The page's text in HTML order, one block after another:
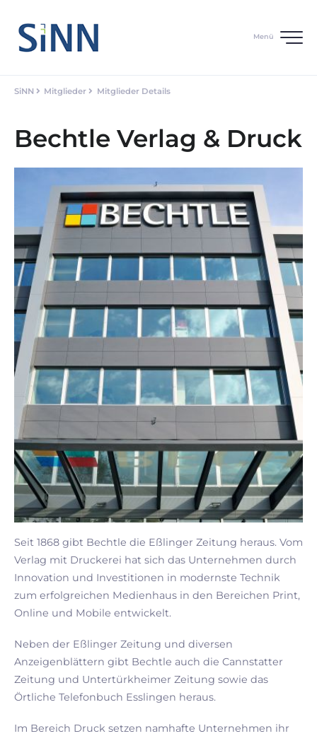
Menü
SiNN Mitglieder Mitglieder Details
Bechtle Verlag & Druck
Seit 1868 gibt Bechtle die Eßlinger Zeitung heraus. Vom
Verlag mit Druckerei hat sich das Unternehmen durch
Innovation und Investitionen in modernste Technik
zum erfolgreichen Medienhaus in den Bereichen Print,
Online und Mobile entwickelt.
Neben der Eßlinger Zeitung und diversen
Anzeigenblättern gibt Bechtle auch die Cannstatter
Zeitung und Untertürkheimer Zeitung sowie das
Örtliche Telefonbuch Esslingen heraus.
Im Bereich Druck setzen namhafte Unternehmen ihr